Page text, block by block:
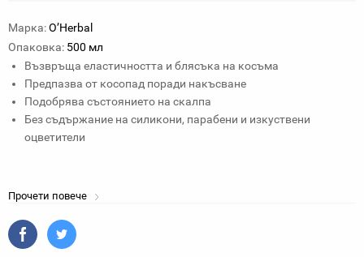
Марка:O’Herbal
Опаковка: 500 мл
Възвръща еластичността и блясъка на косъма
Предпазва от косопад поради накъсване
Подобрява състоянието на скалпа
Без съдържание на силикони, парабени и изкуствени
оцветители
Прочети повече